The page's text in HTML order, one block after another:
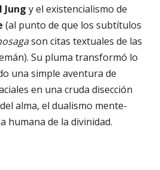
Jung y el existencialismo de
(al punto de que los subtítulos
son citas textuales de las
Su pluma transformó lo
una simple aventura de
en una cruda disección
alma, el dualismo mente-
humana de la divinidad.